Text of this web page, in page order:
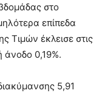
στο
επίπεδα
Τιμών έκλεισε στις
άνοδο 0,19%.
5,91